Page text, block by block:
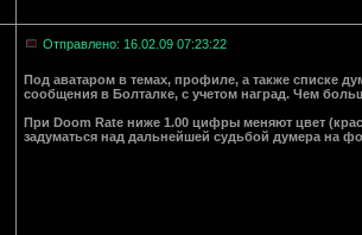
Отправлено: 16.02.09 07:23:22
Под аватаром в темах, профиле, а также списке
сообщения в Болталке, с учетом наград. Чем
При Doom Rate ниже 1.00 цифры меняют цвет
задуматься над дальнейшей судьбой думера на